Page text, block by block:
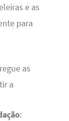
e as
para
as
a
: